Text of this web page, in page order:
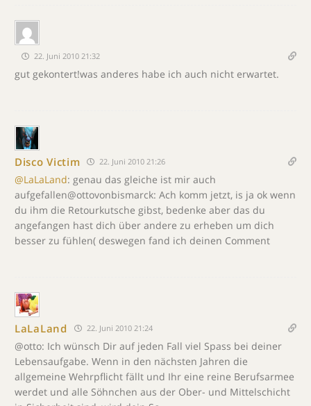
22. Juni 2010 21:32
gut gekontert!was anderes habe ich auch nicht erwartet.
Disco Victim 22. Juni 2010 21:26
@LaLaLand: genau das gleiche ist mir auch
aufgefallen@ottovonbismarck: Ach komm jetzt, is ja ok wenn
du ihm die Retourkutsche gibst, bedenke aber das du
angefangen hast dich über andere zu erheben um dich
besser zu fühlen( deswegen fand ich deinen Comment
LaLaLand 22. Juni 2010 21:24
@otto: Ich wünsch Dir auf jeden Fall viel Spass bei deiner
Lebensaufgabe. Wenn in den nächsten Jahren die
allgemeine Wehrpflicht fällt und Ihr eine reine Berufsarmee
werdet und alle Söhnchen aus der Ober- und Mittelschicht